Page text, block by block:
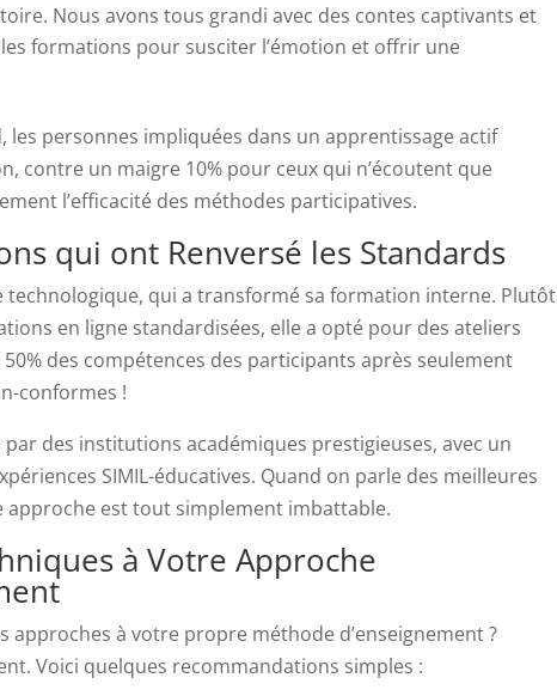
Nous avons tous grandi avec des contes captivants et
formations pour susciter l’émotion et offrir une
les personnes impliquées dans un apprentissage actif
contre un maigre 10% pour ceux qui n’écoutent que
l’efficacité des méthodes participatives.
qui ont Renversé les Standards
technologique, qui a transformé sa formation interne. Plutôt
en ligne standardisées, elle a opté pour des ateliers
des compétences des participants après seulement
conformes !
des institutions académiques prestigieuses, avec un
SIMIL-éducatives. Quand on parle des meilleures
est tout simplement imbattable.
à Votre Approche
à votre propre méthode d’enseignement ?
Voici quelques recommandations simples :